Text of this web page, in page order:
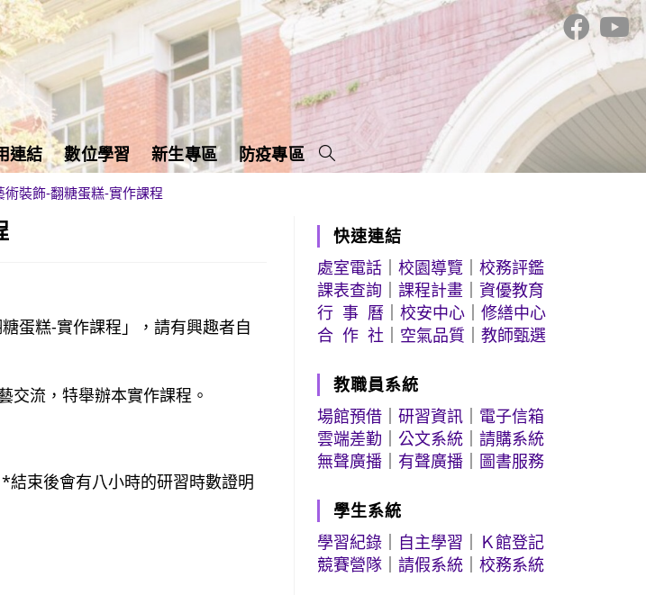
連結 數位學習 新生專區 防疫專區
術裝飾-翻糖蛋糕-實作課程
蛋糕-實作課程」，請有興趣者自
交流，特舉辦本實作課程。
結束後會有八小時的研習時數證明
快速連結
處室電話 ｜校園導覽 ｜校務評鑑
課表查詢 ｜課程計畫 ｜資優教育
行 事 曆 ｜校安中心 ｜修繕中心
合 作 社
空氣品質 ｜教師甄選
教職員系統
場館預借 ｜研習資訊
電子信箱
雲端差勤 ｜公文系統 ｜請購系統
無聲廣播
有聲廣播 圖書服務
學生系統
學習紀錄
自主學習
Ｋ館登記
競賽營隊 ｜請假系統 ｜校務系統